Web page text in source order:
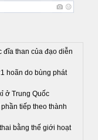
đĩa than của đạo diễn
hoãn do bùng phát
ở Trung Quốc
phần tiếp theo thành
bằng thế giới hoạt